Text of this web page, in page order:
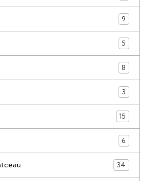
9
5
8
3
15
6
34